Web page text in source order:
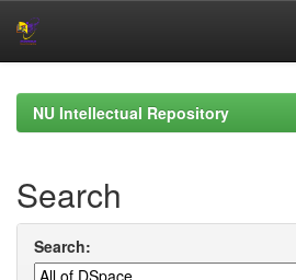
navigationNU Intellectual Repository
Search
Search: